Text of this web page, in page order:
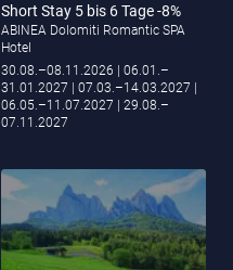
Short Stay 5 bis 6 Tage -8%
ABINEA Dolomiti Romantic SPA
Hotel
30.08.–08.11.2026
| 06.01.–
31.01.2027
| 07.03.–14.03.2027
06.05.–11.07.2027
| 29.08.–
07.11.2027